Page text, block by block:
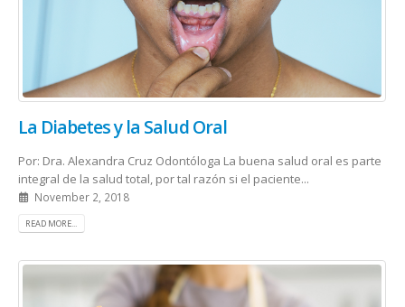
La Diabetes y la Salud Oral
Por: Dra. Alexandra Cruz Odontóloga La buena salud oral es parte
integral de la salud total, por tal razón si el paciente...
November 2, 2018
READ MORE...